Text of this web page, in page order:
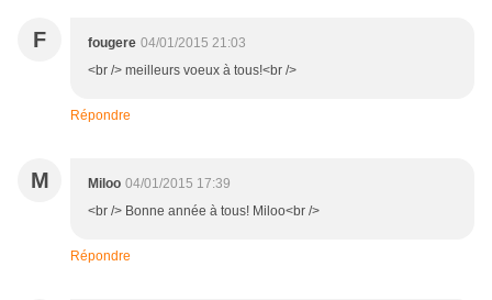
F fougere 04/01/2015 21:03
<br /> meilleurs voeux à tous!<br />
Répondre
M Miloo 04/01/2015 17:39
<br /> Bonne année à tous! Miloo<br />
Répondre